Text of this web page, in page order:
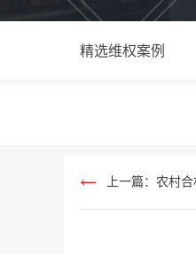
精选维权案例
上一篇：农村